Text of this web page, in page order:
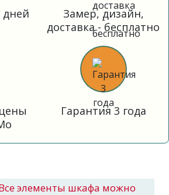
дней
Замер, дизайн,
доставка - бесплатно
Гарантия 3 года
элементы шкафа можно